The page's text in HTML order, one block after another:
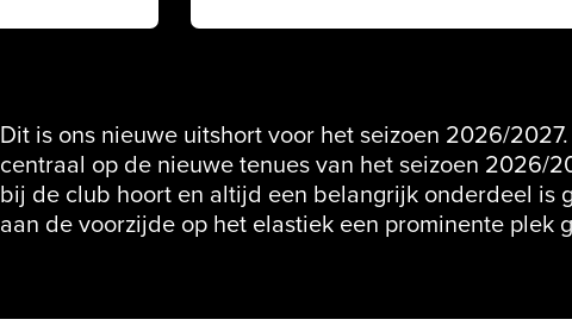
Dit is ons nieuwe uitshort voor het seizoen 2026/
centraal op de nieuwe tenues van het seizoen 2026/
bij de club hoort en altijd een belangrijk onderdeel is
aan de voorzijde op het elastiek een prominente plek